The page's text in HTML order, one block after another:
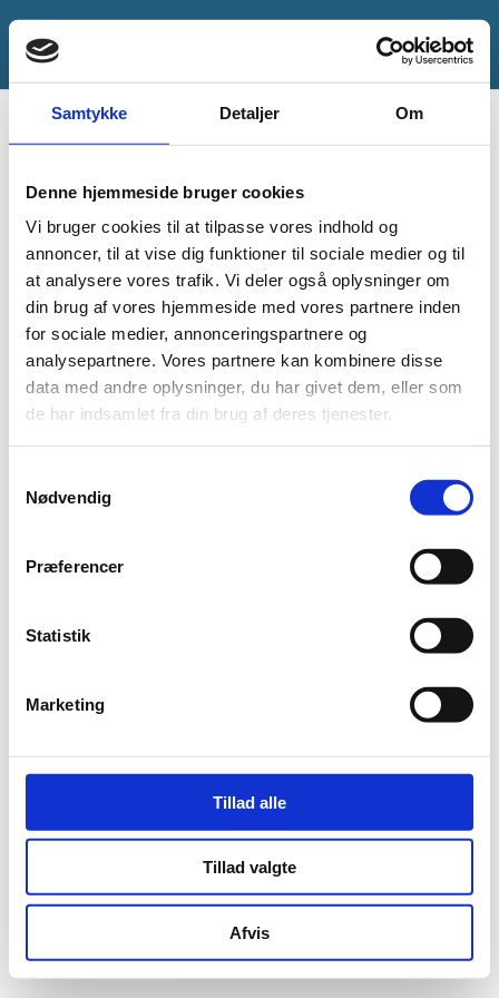
Samtykke Detaljer Om
Denne hjemmeside bruger cookies
Vi bruger cookies til at tilpasse vores indhold og
annoncer, til at vise dig funktioner til sociale medier og til
at analysere vores trafik. Vi deler også oplysninger om
din brug af vores hjemmeside med vores partnere inden
for sociale medier, annonceringspartnere og
analysepartnere. Vores partnere kan kombinere disse
data med andre oplysninger, du har givet dem, eller som
de har indsamlet fra din brug af deres tjenester.
Nødvendig
Præferencer
Statistik
Marketing
Tillad alle
Tillad valgte
Afvis
Begivenheder
for
9.
august
2026
Ingen begivenheder planlagt til 9. august 2026. Spring til
og
efter
begivenheder
Vis
Filter
Dag
09.08.2026
Vælg
dato.
Forrige dag